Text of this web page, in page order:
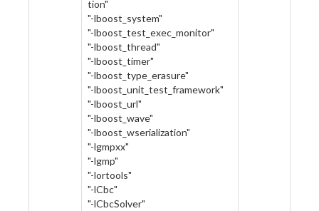
tion"
"-lboost_system"
"-lboost_test_exec_monitor"
"-lboost_thread"
"-lboost_timer"
"-lboost_type_erasure"
"-lboost_unit_test_framework"
"-lboost_url"
"-lboost_wave"
"-lboost_wserialization"
"-lgmpxx"
"-lgmp"
"-lortools"
"-lCbc"
"-lCbcSolver"